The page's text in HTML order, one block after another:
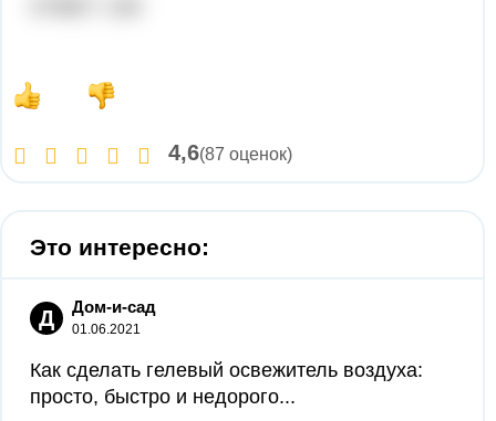
4,6(87 оценок)
Это интересно:
Д Дом-и-сад
01.06.2021
Как сделать гелевый освежитель воздуха:
просто, быстро и недорого...